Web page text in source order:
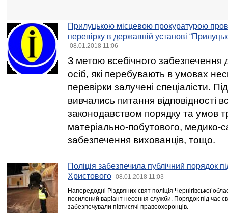
Прилуцькою місцевою прокуратурою
перевірку в державній установі
08.01.2018 11:06
З метою всебічного забезпечення
осіб, які перебувають в умовах
перевірки залучені спеціалісти.
вивчались питання відповідності
законодавством порядку та умов
матеріально-побутового, медико-
забезпечення вихованців, тощо.
Поліція забезпечила публічний порядок
Христового
08.01.2018 11:03
Напередодні Різдвяних свят поліція Чернігівської
посилений варіант несення служби. Порядок під час
забезпечували півтисячі правоохоронців.